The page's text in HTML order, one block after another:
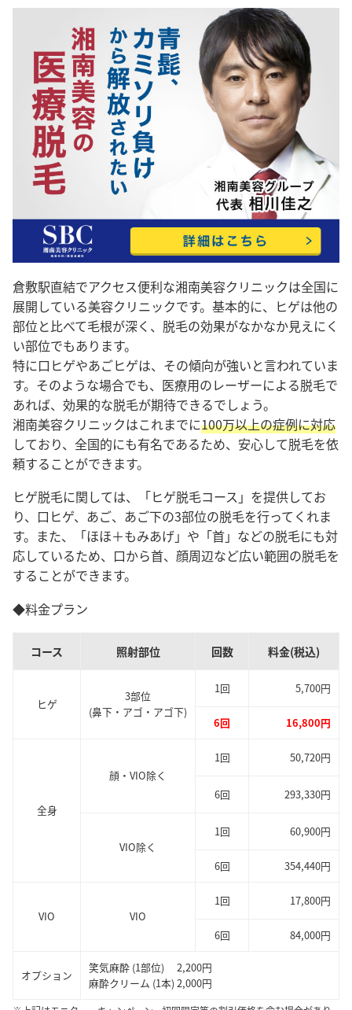
倉敷駅直結でアクセス便利な湘南美容クリニックは全国に
展開している美容クリニックです。基本的に、ヒゲは他の
部位と比べて毛根が深く、脱毛の効果がなかなか見えにく
い部位でもあります。
特に口ヒゲやあごヒゲは、その傾向が強いと言われていま
す。そのような場合でも、医療用のレーザーによる脱毛で
あれば、効果的な脱毛が期待できるでしょう。
湘南美容クリニックはこれまでに100万以上の症例に対応
しており、全国的にも有名であるため、安心して脱毛を依
頼することができます。
ヒゲ脱毛に関しては、「ヒゲ脱毛コース」を提供してお
り、口ヒゲ、あご、あご下の3部位の脱毛を行ってくれま
す。また、「ほほ＋もみあげ」や「首」などの脱毛にも対
応しているため、口から首、顔周辺など広い範囲の脱毛を
することができます。
◆料金プラン
コース 照射部位 回数 料金(税込)
ヒゲ
3部位
(鼻下・アゴ・アゴ下)
1回 5,700円
6回 16,800円
全身
顔・VIO除く
1回 50,720円
6回 293,330円
VIO除く
1回 60,900円
6回 354,440円
VIO VIO
1回 17,800円
6回 84,000円
オプション
笑気麻酔 (1部位) 2,200円
麻酔クリーム (1本) 2,000円